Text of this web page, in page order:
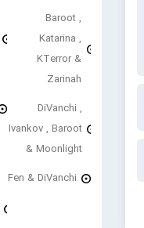
Baroot ,
Katarina ,
KTerror &
Zarinah
DiVanchi ,
Ivankov , Baroot
& Moonlight
Fen & DiVanchi